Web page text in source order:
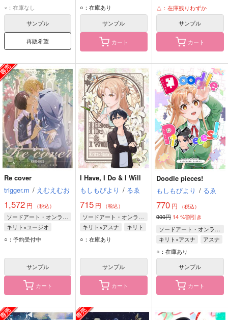
×：在庫なし
サンプル
再販希望
ユージオ
○：在庫あり
サンプル
カート
ユージオ
キリト
△：在庫残りわずか
サンプル
カート
Re cover
trigger.m / えむえむお
1,572 円 （税込）
ソードアート・オンライン
キリト×ユージオ
キリト
ユージオ
○：予約受付中
サンプル
カート
I Have, I Do & I Will
もしもびより / るゑ
715 円 （税込）
ソードアート・オンライン
キリト×アスナ
キリト
アスナ
○：在庫あり
サンプル
カート
Doodle pieces!
もしもびより / るゑ
770円 （税込）
900円 14 %割引き
ソードアート・オンライン
キリト×アスナ
アスナ
キリト
○：在庫あり
サンプル
カート